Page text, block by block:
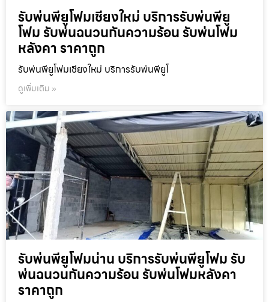
รับพ่นพียูโฟมเชียงใหม่ บริการรับพ่นพียู
โฟม รับพ่นฉนวนกันความร้อน รับพ่นโฟม
หลังคา ราคาถูก
รับพ่นพียูโฟมเชียงใหม่ บริการรับพ่นพียูโ
ดูเพิ่มเติม »
รับพ่นพียูโฟมน่าน บริการรับพ่นพียูโฟม รับ
พ่นฉนวนกันความร้อน รับพ่นโฟมหลังคา
ราคาถูก